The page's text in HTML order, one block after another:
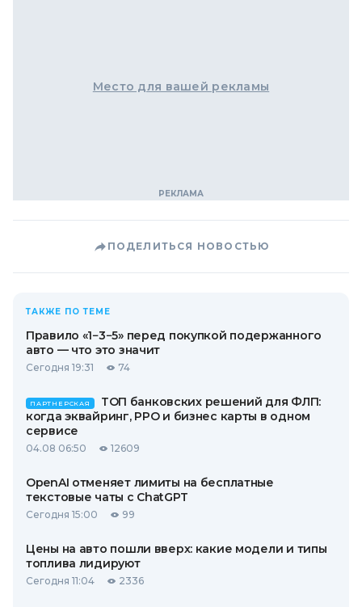
Место для вашей рекламы
ПОДЕЛИТЬСЯ НОВОСТЬЮ
ТАКЖЕ ПО ТЕМЕ
Правило «1−3−5» перед покупкой подержанного
авто — что это значит
Сегодня 19:31 74
ПАРТНЕРСКАЯ
ТОП банковских решений для ФЛП:
когда эквайринг, РРО и бизнес карты в одном
сервисе
04.08 06:50 12609
OpenAI отменяет лимиты на бесплатные
текстовые чаты с ChatGPT
Сегодня 15:00 99
Цены на авто пошли вверх: какие модели и типы
топлива лидируют
Сегодня 11:04 2336